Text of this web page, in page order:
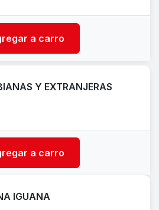
a carro
Y EXTRANJERAS
a carro
IGUANA